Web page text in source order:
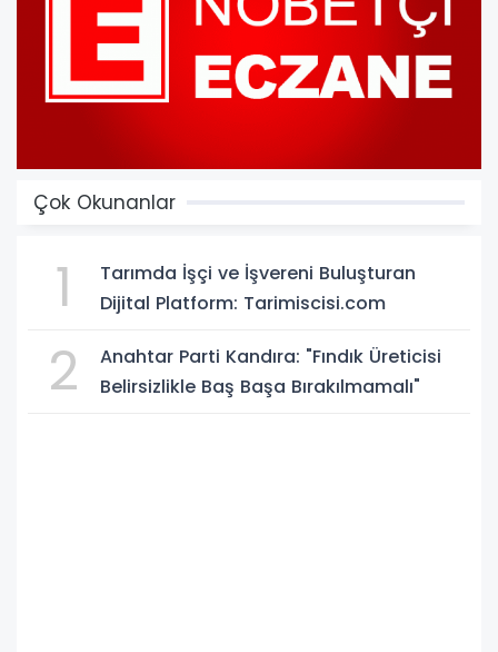
Çok Okunanlar
1
Tarımda İşçi ve İşvereni Buluşturan
Dijital Platform: Tarimiscisi.com
2
Anahtar Parti Kandıra: "Fındık Üreticisi
Belirsizlikle Baş Başa Bırakılmamalı"